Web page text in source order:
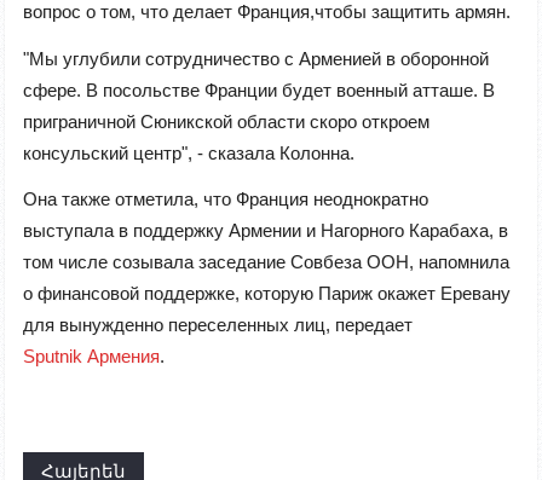
вопрос о том, что делает Франция,чтобы защитить армян.
"Мы углубили сотрудничество с Арменией в оборонной
сфере. В посольстве Франции будет военный атташе. В
приграничной Сюникской области скоро откроем
консульский центр", - сказала Колонна.
Она также отметила, что Франция неоднократно
выступала в поддержку Армении и Нагорного Карабаха, в
том числе созывала заседание Совбеза ООН, напомнила
о финансовой поддержке, которую Париж окажет Еревану
для вынужденно переселенных лиц, передает
Sputnik Армения.
Հայերեն